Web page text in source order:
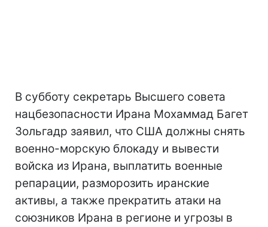
В субботу секретарь Высшего совета
нацбезопасности Ирана Мохаммад Багет
Зольгадр заявил, что США должны снять
военно-морскую блокаду и вывести
войска из Ирана, выплатить военные
репарации, разморозить иранские
активы, а также прекратить атаки на
союзников Ирана в регионе и угрозы в